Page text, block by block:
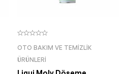
OTO BAKIM VE TEMIZLIK
ÜRÜNLERI